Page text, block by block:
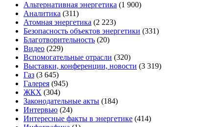
Альтернативная энергетика (1 900)
Аналитика (311)
Атомная энергетика (2 223)
Безопасность объектов энергетики (331)
Благотворительность (20)
Видео (229)
Вспомогательные отрасли (320)
Выставки, конференции, новости (3 319)
Газ (3 645)
Галерея (945)
ЖКХ (304)
Законодательные акты (184)
Интервью (24)
Интересные факты в энергетике (414)